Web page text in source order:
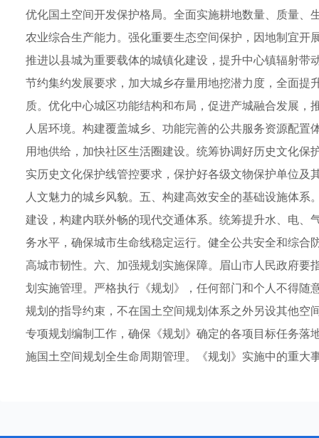
优化国土空间开发保护格局。全面实施耕地数量、质量、
农业综合生产能力。强化重要生态空间保护，因地制宜
推进以县城为重要载体的城镇化建设，提升中心镇辐射
节约集约发展要求，加大城乡存量用地挖潜力度，全面
质。优化中心城区功能结构和布局，促进产城融合发展
人居环境。构建覆盖城乡、功能完善的公共服务资源配
用地供给，加快社区生活圈建设。统筹协调好历史文化
实历史文化保护线管控要求，保护好各级文物保护单位
人文魅力的城乡风貌。五、构建高效安全的基础设施体
建设，构建内联外畅的现代交通体系。统筹提升水、电
务水平，确保城市生命线稳定运行。健全公共安全和综
高城市韧性。六、加强规划实施保障。眉山市人民政府
划实施管理。严格执行《规划》，任何部门和个人不得随
规划的指导约束，不在国土空间规划体系之外另设其他
专项规划编制工作，确保《规划》确定的各项目标任务
施国土空间规划全生命周期管理。《规划》实施中的重